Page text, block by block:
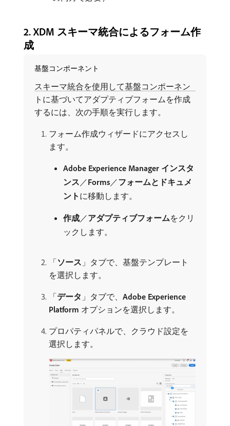
​2. XDM スキーマ統合によるフォーム作
成
基盤コンポーネント
スキーマ統合を使用して基盤コンポーネン
トに基づいてアダプティブフォームを作成
するには、次の手順を実行します。
フォーム作成ウィザードにアクセスし
ます。
Adobe Experience Manager インスタ
ンス ／Forms／フォームとドキュメ
ント ​に移動します。
作成／アダプティブフォーム​をクリ
ックします。
「ソース 」タブで、基盤テンプレート
を選択します。
「データ 」タブで、 Adobe Experience
Platform オプションを選択します。
プロパティパネルで、クラウド設定を
選択します。